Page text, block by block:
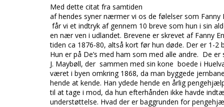
Med dette citat fra samtiden
af hendes syner nærmer vi os de følelser som Fanny
får vi et indtryk af gennem 10 breve som hun i sin
en nær ven i udlandet. Brevene er skrevet af Fanny
tiden ca 1876-80, altså kort før hun døde. Der er 1-2
Hun er på De’s med ham som med alle andre. De er
J. Maybøll, der sammen med sin kone boede i
været i byen omkring 1868, da man byggede
hende at kende. Han ydede hende en årlig
til at tage i mod, da hun efterhånden ikke havde
understøttelse. Hvad der er baggrunden for